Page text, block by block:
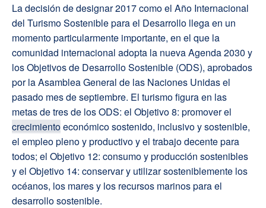
La decisión de designar 2017 como el Año Internacional
del Turismo Sostenible para el Desarrollo llega en un
momento particularmente importante, en el que la
comunidad internacional adopta la nueva Agenda 2030 y
los Objetivos de Desarrollo Sostenible (ODS), aprobados
por la Asamblea General de las Naciones Unidas el
pasado mes de septiembre. El turismo figura en las
metas de tres de los ODS: el Objetivo 8: promover el
crecimientoeconómico sostenido, inclusivo y sostenible,
el empleo pleno y productivo y el trabajo decente para
todos; el Objetivo 12: consumo y producción sostenibles
y el Objetivo 14: conservar y utilizar sosteniblemente los
océanos, los mares y los recursos marinos para el
desarrollo sostenible.